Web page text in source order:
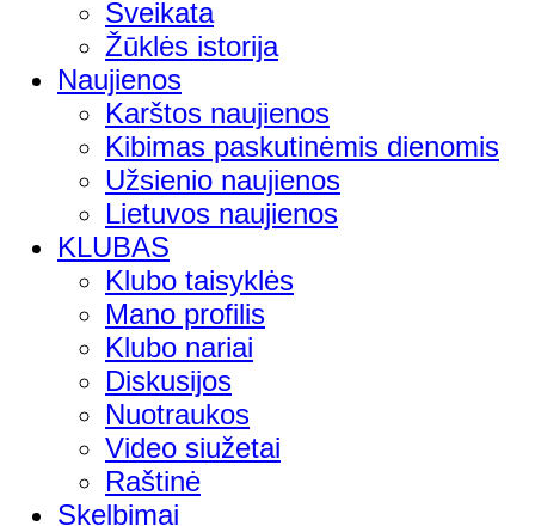
Sveikata
Žūklės istorija
Naujienos
Karštos naujienos
Kibimas paskutinėmis dienomis
Užsienio naujienos
Lietuvos naujienos
KLUBAS
Klubo taisyklės
Mano profilis
Klubo nariai
Diskusijos
Nuotraukos
Video siužetai
Raštinė
Skelbimai